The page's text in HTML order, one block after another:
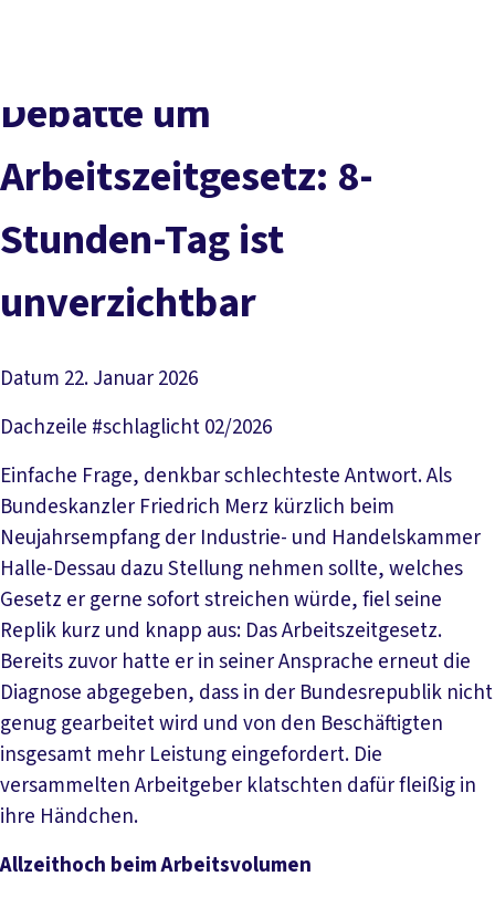
Debatte um
Arbeitszeitgesetz: 8-
Stunden-Tag ist
unverzichtbar
Datum 22. Januar 2026
Dachzeile #schlaglicht 02/2026
Einfache Frage, denkbar schlechteste Antwort. Als
Bundeskanzler Friedrich Merz kürzlich beim
Neujahrsempfang der Industrie- und Handelskammer
Halle-Dessau dazu Stellung nehmen sollte, welches
Gesetz er gerne sofort streichen würde, fiel seine
Replik kurz und knapp aus: Das Arbeitszeitgesetz.
Bereits zuvor hatte er in seiner Ansprache erneut die
Diagnose abgegeben, dass in der Bundesrepublik nicht
genug gearbeitet wird und von den Beschäftigten
insgesamt mehr Leistung eingefordert. Die
versammelten Arbeitgeber klatschten dafür fleißig in
ihre Händchen.
Allzeithoch beim Arbeitsvolumen